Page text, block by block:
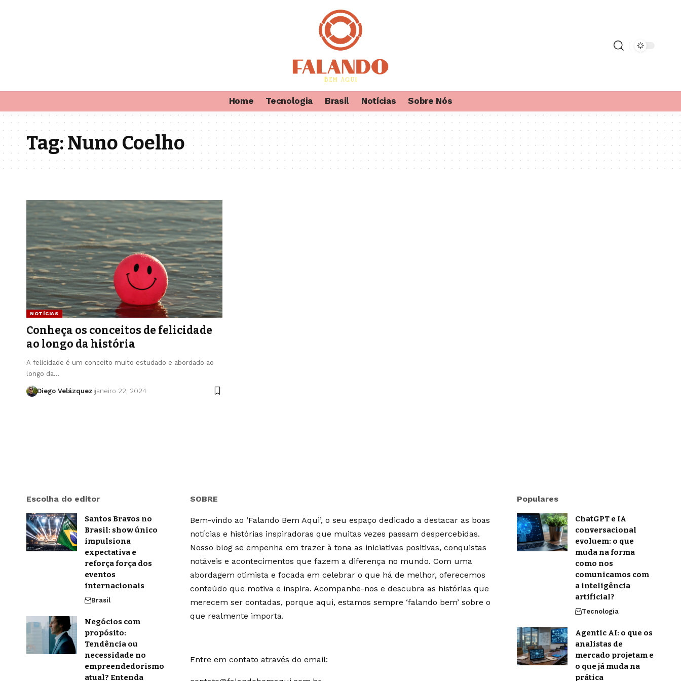
Home Tecnologia Brasil Notícias Sobre Nós
Tag:Nuno Coelho
NOTÍCIAS
Conheça os conceitos de felicidade
ao longo da história
A felicidade é um conceito muito estudado e abordado ao
longo da…
Diego Velázquez janeiro 22, 2024
Escolha do editor
Santos Bravos no
Brasil: show único
impulsiona
expectativa e
reforça força dos
eventos
internacionais
Brasil
Negócios com
propósito:
Tendência ou
necessidade no
empreendedorismo
atual? Entenda
SOBRE
Bem-vindo ao ‘Falando Bem Aqui’, o seu espaço dedicado a destacar as boas
notícias e histórias inspiradoras que muitas vezes passam despercebidas.
Nosso blog se empenha em trazer à tona as iniciativas positivas, conquistas
notáveis e acontecimentos que fazem a diferença no mundo. Com uma
abordagem otimista e focada em celebrar o que há de melhor, oferecemos
conteúdo que motiva e inspira. Acompanhe-nos e descubra as histórias que
merecem ser contadas, porque aqui, estamos sempre ‘falando bem’ sobre o
que realmente importa.
Entre em contato através do email:
Populares
ChatGPT e IA
conversacional
evoluem: o que
muda na forma
como nos
comunicamos com
a inteligência
artificial?
Tecnologia
Agentic AI: o que os
analistas de
mercado projetam e
o que já muda na
prática